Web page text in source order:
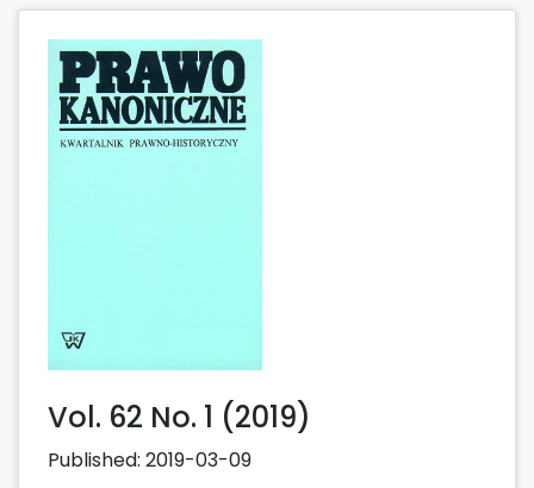
Vol. 62 No. 1 (2019)
Published: 2019-03-09